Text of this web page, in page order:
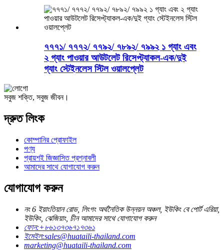
৭৭৭১/ ৭৭৭২/ ৭৭৯২/ ৭৮৯২/ ৭৯৯২ ১ গ্যাং এবং
২ গ্যাং পাওয়ার আউটলেট রিসেপ্ট্যাকল-এক/দুই
গ্যাং স্টেইনলেস স্টিল ওয়ালপ্লেট
সবুজ শক্তি, সবুজ জীবন।
দ্রুত লিংক
কোম্পানির প্রোফাইল
পণ্য
প্রায়শই জিজ্ঞাসিত প্রশ্নাবলী
আমাদের সাথে যোগাযোগ করুন
যোগাযোগ করুন
নং 6 ইয়াংতিয়ান রোড, লিংগং অর্থনৈতিক উন্নয়ন অঞ্চল, ইউকিং বে পোর্ট এরিয়া,
ইউকিং, ঝেজিয়াং, চীন আমাদের সাথে যোগাযোগ করুন
ফোন:+৮৬১৩৭৩৬৭১৭৩৬১
ইমেইল:sales@huataili-thailand.com
marketing@huataili-thailand.com